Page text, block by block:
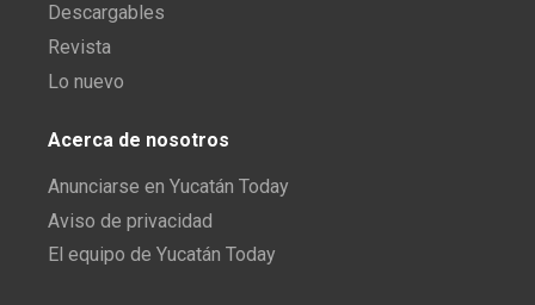
Descargables
Revista
Lo nuevo
Acerca de nosotros
Anunciarse en Yucatán Today
Aviso de privacidad
El equipo de Yucatán Today